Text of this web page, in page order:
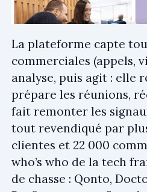
La plateforme capte
commerciales (appels,
analyse, puis agit : elle
prépare les réunions,
fait remonter les
tout revendiqué par
clientes et 22 000
who’s who de la tech
de chasse : Qonto,